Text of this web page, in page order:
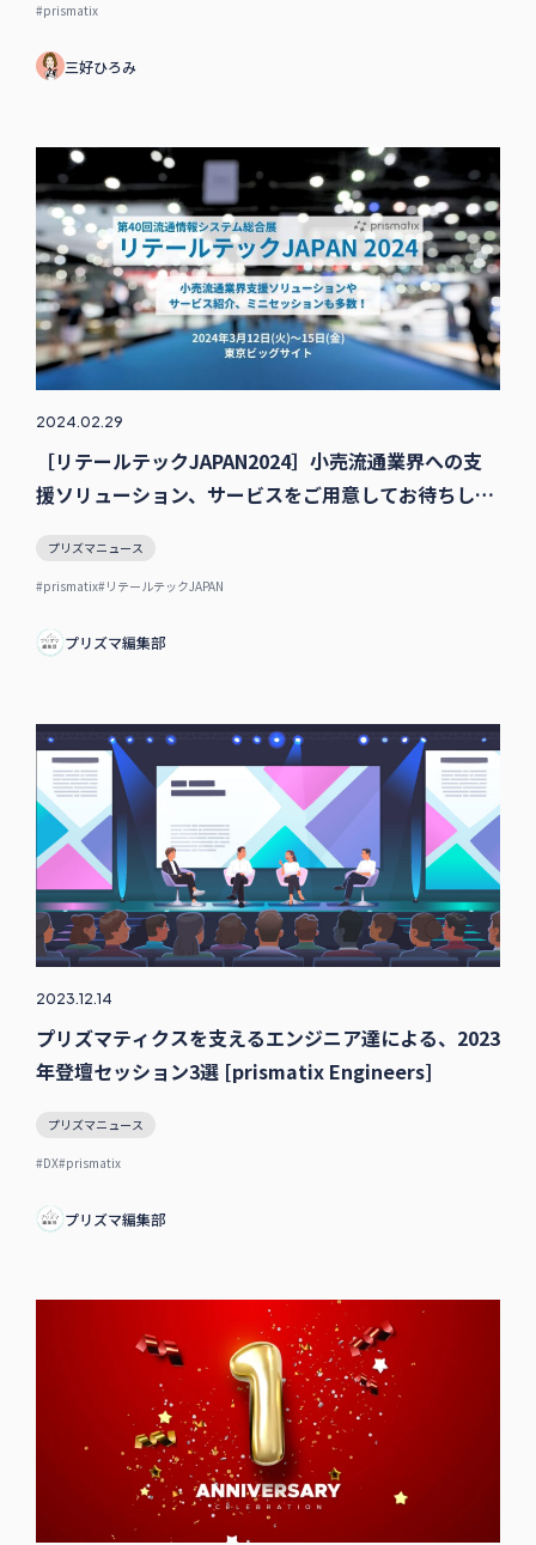
#prismatix
三好ひろみ
2024.02.29
［リテールテックJAPAN2024］小売流通業界への支
援ソリューション、サービスをご用意してお待ちして
プリズマニュース
#prismatix#リテールテックJAPAN
プリズマ編集部
2023.12.14
プリズマティクスを支えるエンジニア達による、2023
年登壇セッション3選 [prismatix Engineers]
プリズマニュース
#DX#prismatix
プリズマ編集部